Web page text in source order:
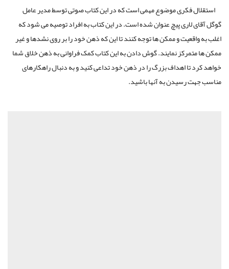
استقلال فکری موضوع مهمی است که در این کتاب صوتی توسط مدیر عامل
گوگل آقای لاری پیچ عنوان شده است. در این کتاب به افراد توصیه می شود که
اغلب به واقعیت و ممکن ها توجه کنند تا این که ذهن خود را بر روی نشدها و غیر
ممکن ها متمرکز نمایند. گوش دادن به این کتاب کمک فراوانی به ذهن خلاق شما
خواهد کرد تا اهداف بزرگ را در ذهن خود تداعی کنید و به دنبال راهکارهای
مناسب جهت رسیدن به آنها باشید.